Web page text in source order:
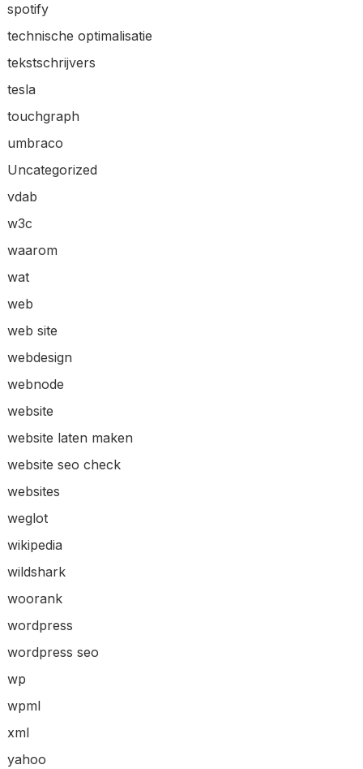
spotify
technische optimalisatie
tekstschrijvers
tesla
touchgraph
umbraco
Uncategorized
vdab
w3c
waarom
wat
web
web site
webdesign
webnode
website
website laten maken
website seo check
websites
weglot
wikipedia
wildshark
woorank
wordpress
wordpress seo
wp
wpml
xml
yahoo